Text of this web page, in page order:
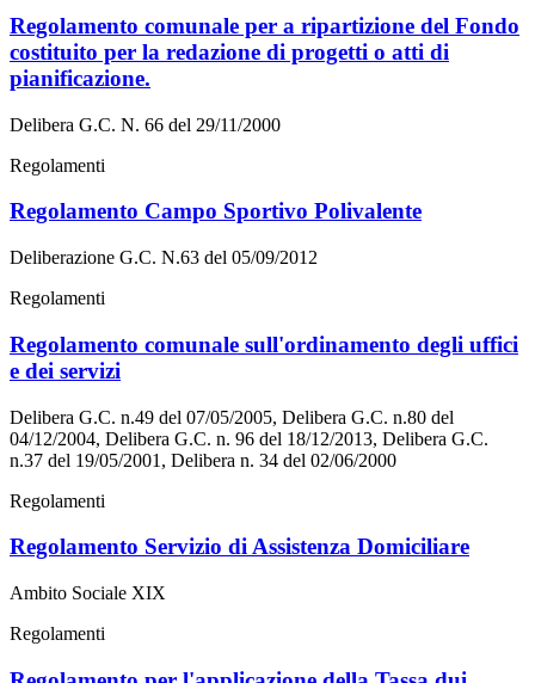
Regolamento comunale per a ripartizione del Fondo
costituito per la redazione di progetti o atti di
pianificazione.
Delibera G.C. N. 66 del 29/11/2000
Regolamenti
Regolamento Campo Sportivo Polivalente
Deliberazione G.C. N.63 del 05/09/2012
Regolamenti
Regolamento comunale sull'ordinamento degli uffici
e dei servizi
Delibera G.C. n.49 del 07/05/2005, Delibera G.C. n.80 del
04/12/2004, Delibera G.C. n. 96 del 18/12/2013, Delibera G.C.
n.37 del 19/05/2001, Delibera n. 34 del 02/06/2000
Regolamenti
Regolamento Servizio di Assistenza Domiciliare
Ambito Sociale XIX
Regolamenti